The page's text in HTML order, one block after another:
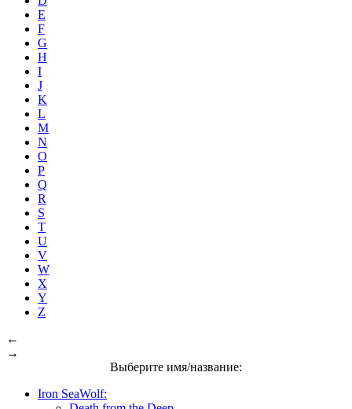
E
F
G
H
I
J
K
L
M
N
O
P
Q
R
S
T
U
V
W
X
Y
Z
←
→
Выберите имя/название:
Iron SeaWolf: